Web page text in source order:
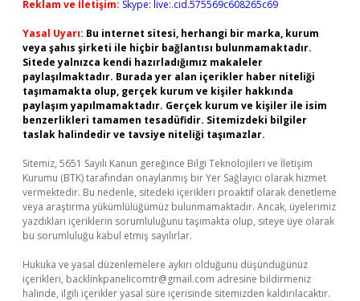
Reklam ve İletişim: Skype: live:.cid.575569c608265c69
Yasal Uyarı: Bu internet sitesi, herhangi bir marka, kurum
veya şahıs şirketi ile hiçbir bağlantısı bulunmamaktadır.
Sitede yalnızca kendi hazırladığımız makaleler
paylaşılmaktadır. Burada yer alan içerikler haber niteliği
taşımamakta olup, gerçek kurum ve kişiler hakkında
paylaşım yapılmamaktadır. Gerçek kurum ve kişiler ile isim
benzerlikleri tamamen tesadüfidir. Sitemizdeki bilgiler
taslak halindedir ve tavsiye niteliği taşımazlar.
Sitemiz, 5651 Sayılı Kanun gereğince Bilgi Teknolojileri ve İletişim
Kurumu (BTK) tarafından onaylanmış bir Yer Sağlayıcı olarak hizmet
vermektedir. Bu nedenle, sitedeki içerikleri proaktif olarak denetleme
veya araştırma yükümlülüğümüz bulunmamaktadır. Ancak, üyelerimiz
yazdıkları içeriklerin sorumluluğunu taşımakta olup, siteye üye olarak
bu sorumluluğu kabul etmiş sayılırlar.
Hukuka ve yasal düzenlemelere aykırı olduğunu düşündüğünüz
içerikleri, backlinkpanelicomtr@gmail.com adresine bildirmeniz
halinde, ilgili içerikler yasal süre içerisinde sitemizden kaldırılacaktır.